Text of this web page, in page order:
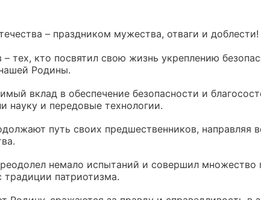
– праздником мужества, отваги и доблести!
– тех, кто посвятил свою жизнь укреплению
Родины.
вклад в обеспечение безопасности и
науку и передовые технологии.
путь своих предшественников, направляя
немало испытаний и совершил множество
традиции патриотизма.